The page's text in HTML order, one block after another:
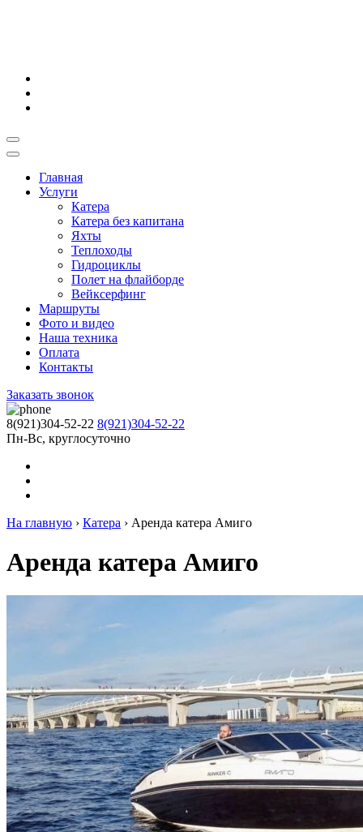
Главная
Услуги
Катера
Катера без капитана
Яхты
Теплоходы
Гидроциклы
Полет на флайборде
Вейксерфинг
Маршруты
Фото и видео
Наша техника
Оплата
Контакты
Заказать звонок
8(921)304-52-22 8(921)304-52-22
Пн-Вс, круглосуточно
На главную › Катера › Аренда катера Амиго
Аренда катера Амиго